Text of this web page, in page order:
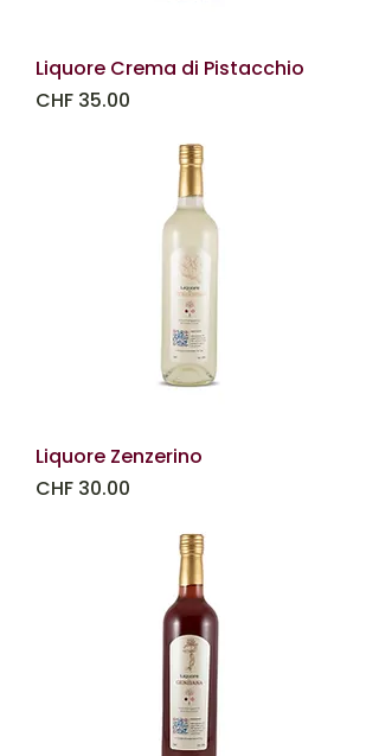
Liquore Crema di Pistacchio
Prezzo
CHF 35.00
Liquore Zenzerino
Prezzo
CHF 30.00